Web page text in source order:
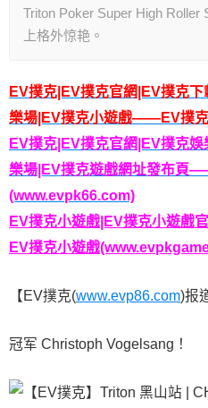
Triton Poker Super High
上格外惊艳。
EV撲克|EV撲克官網|EV撲克
樂場|EV撲克小遊戲——EV撲
EV撲克|EV撲克官網|EV撲克
樂場|EV撲克遊戲網址發布頁
(www.evpk66.com)
EV撲克小遊戲|EV撲克小遊
EV撲克小遊戲
【EV撲克(www.evp86.com)报
冠军 Christoph Vogelsang！